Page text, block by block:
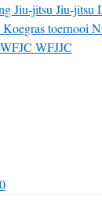
Jiu-jitsu Jiu-jitsu
Koegras toernooi
WFJC WFJJC